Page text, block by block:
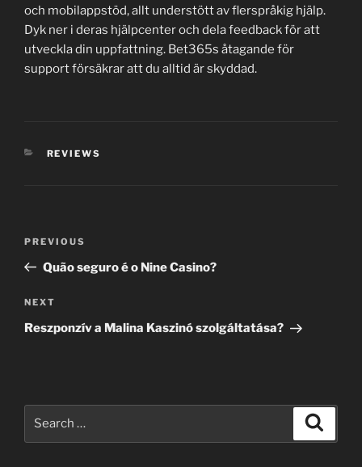
och mobilappstöd, allt understött av flerspråkig hjälp.
Dyk ner i deras hjälpcenter och dela feedback för att
utveckla din uppfattning. Bet365s åtagande för
support försäkrar att du alltid är skyddad.
CATEGORIES
REVIEWS
Previous
Post
PREVIOUS
Quão seguro é o Nine Casino?
Next
Post
NEXT
Reszponzív a Malina Kaszinó szolgáltatása?